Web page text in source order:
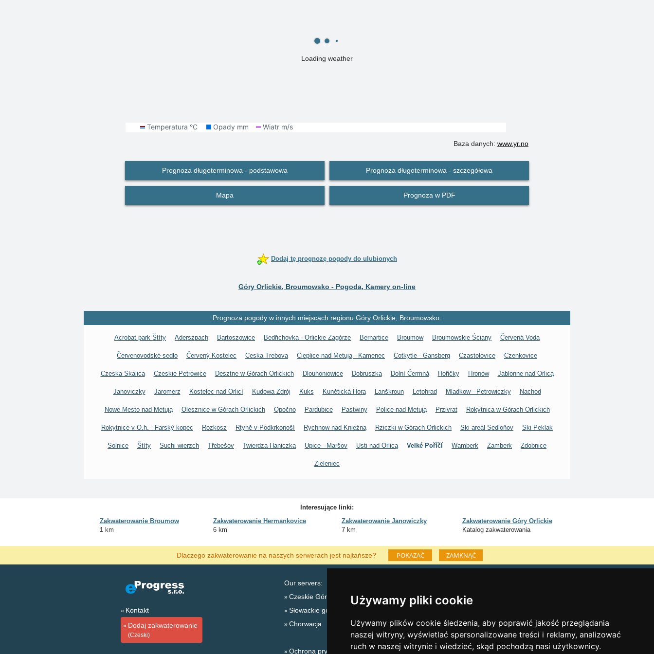
Używamy pliki cookie
Używamy plików cookie śledzenia, aby poprawić jakość przeglądania
naszej witryny, wyświetlać spersonalizowane treści i reklamy, analizować
ruch w naszej witrynie i wiedzieć, skąd pochodzą nasi użytkownicy.
Loading weather
Baza danych: www.yr.no
Prognoza długoterminowa - podstawowa Prognoza długoterminowa - szczegółowa
Mapa Prognoza w PDF
Dodaj tę prognozę pogody do ulubionych
Góry Orlickie, Broumowsko - Pogoda, Kamery on-line
Prognoza pogody w innych miejscach regionu Góry Orlickie, Broumowsko:
Acrobat park Štíty Aderszpach Bartoszowice Bedřichovka - Orlickie Zagórze Bernartice Broumow Broumowskie Ściany Červená Voda
Červenovodské sedlo Červený Kostelec Ceska Trebova Cieplice nad Metują - Kamenec Cotkytle - Gansberg Czastolovice Czenkovice
Czeska Skalica Czeskie Petrowice Desztne w Górach Orlickich Dlouhoniowice Dobruszka Dolní Čermná Hořičky Hronow Jablonne nad Orlicą
Janoviczky Jaromerz Kostelec nad Orlicí Kudowa-Zdrój Kuks Kunětická Hora Lanškroun Letohrad Mladkow - Petrowiczky Nachod
Nowe Mesto nad Metują Olesznice w Górach Orlickich Opočno Pardubice Pastwiny Police nad Metują Przivrat Rokytnica w Górach Orlickich
Rokytnice v O.h. - Farský kopec Rozkosz Rtyně v Podkrkonoší Rychnow nad Knieżną Rziczki w Górach Orlickich Ski areál Sedloňov Ski Peklak
Solnice Štíty Suchi wierzch Třebešov Twierdza Haniczka Upice - Maršov Usti nad Orlicą Velké Poříčí Wamberk Żamberk Zdobnice
Zieleniec
Interesujące linki:
Zakwaterowanie Broumow
1 km
Zakwaterowanie Hermankovice
6 km
Zakwaterowanie Janowiczky
7 km
Zakwaterowanie Góry Orlickie
Katalog zakwaterowania
Dlaczego zakwaterowanie na naszych serwerach jest najtańsze? POKAZAĆ ZAMKNĄĆ
Kontakt
Dodaj zakwaterowanie
(Czeski)
Our servers:
Czeskie Góry
Słowackie góry
Chorwacja
Ochrona prywatności
Lastminute Góry Orlickie
Sylwester Góry Orlickie
Sylwester w górach 2025/26
Warunki narciarskie